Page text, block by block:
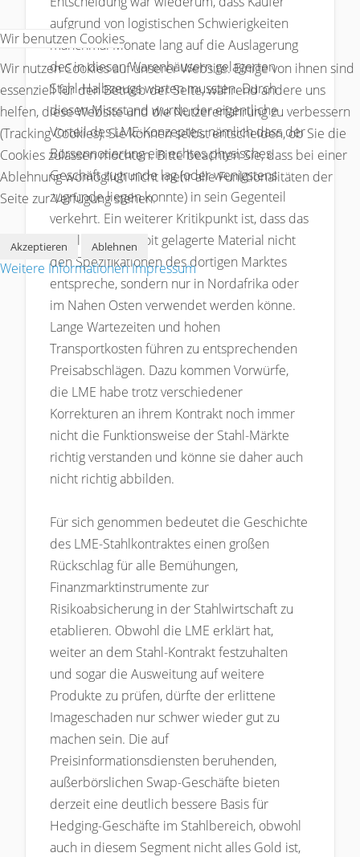
aufgrund von logistischen Schwierigkeiten
manchmal Monate lang auf die Auslagerung
des in diesen Warenhäusern gelagerten
Stahl-Halbzeugs warten mussten. Durch
diesen Missstand wurde der eigentliche
Vorteil des LME-Konzeptes, nämlich dass der
Börsennotierung ein echtes physisches
Geschäft zugrunde lag (oder wenigstens
zugrunde liegen konnte) in sein Gegenteil
verkehrt. Ein weiterer Kritikpunkt ist, dass das
vor allem in Detroit gelagerte Material nicht
den Spezifikationen des dortigen Marktes
entspreche, sondern nur in Nordafrika oder
im Nahen Osten verwendet werden könne.
Lange Wartezeiten und hohen
Transportkosten führen zu entsprechenden
Preisabschlägen. Dazu kommen Vorwürfe,
die LME habe trotz verschiedener
Korrekturen an ihrem Kontrakt noch immer
nicht die Funktionsweise der Stahl-Märkte
richtig verstanden und könne sie daher auch
nicht richtig abbilden.
Für sich genommen bedeutet die Geschichte
des LME-Stahlkontraktes einen großen
Rückschlag für alle Bemühungen,
Finanzmarktinstrumente zur
Risikoabsicherung in der Stahlwirtschaft zu
etablieren. Obwohl die LME erklärt hat,
weiter an dem Stahl-Kontrakt festzuhalten
und sogar die Ausweitung auf weitere
Produkte zu prüfen, dürfte der erlittene
Imageschaden nur schwer wieder gut zu
machen sein. Die auf
Preisinformationsdiensten beruhenden,
außerbörslichen Swap-Geschäfte bieten
derzeit eine deutlich bessere Basis für
Hedging-Geschäfte im Stahlbereich, obwohl
auch in diesem Segment nicht alles Gold ist,
Wir benutzen Cookies
Wir nutzen Cookies auf unserer Website. Einige von ihnen sind
essenziell für den Betrieb der Seite, während andere uns
helfen, diese Website und die Nutzererfahrung zu verbessern
(Tracking Cookies). Sie können selbst entscheiden, ob Sie die
Cookies zulassen möchten. Bitte beachten Sie, dass bei einer
Ablehnung womöglich nicht mehr alle Funktionalitäten der
Seite zur Verfügung stehen.
Akzeptieren Ablehnen
Weitere InformationenImpressum